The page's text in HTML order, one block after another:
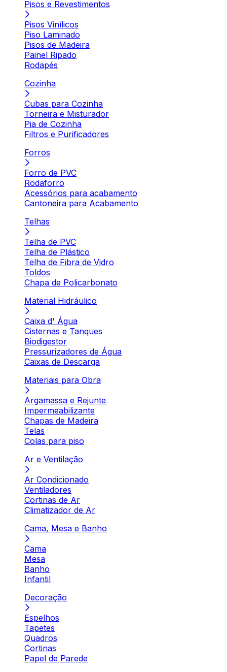
Pisos e Revestimentos
Pisos Vinílicos
Piso Laminado
Pisos de Madeira
Painel Ripado
Rodapés
Cozinha
Cubas para Cozinha
Torneira e Misturador
Pia de Cozinha
Filtros e Purificadores
Forros
Forro de PVC
Rodaforro
Acessórios para acabamento
Cantoneira para Acabamento
Telhas
Telha de PVC
Telha de Plástico
Telha de Fibra de Vidro
Toldos
Chapa de Policarbonato
Material Hidráulico
Caixa d' Água
Cisternas e Tanques
Biodigestor
Pressurizadores de Água
Caixas de Descarga
Materiais para Obra
Argamassa e Rejunte
Impermeabilizante
Chapas de Madeira
Telas
Colas para piso
Ar e Ventilação
Ar Condicionado
Ventiladores
Cortinas de Ar
Climatizador de Ar
Cama, Mesa e Banho
Cama
Mesa
Banho
Infantil
Decoração
Espelhos
Tapetes
Quadros
Cortinas
Papel de Parede